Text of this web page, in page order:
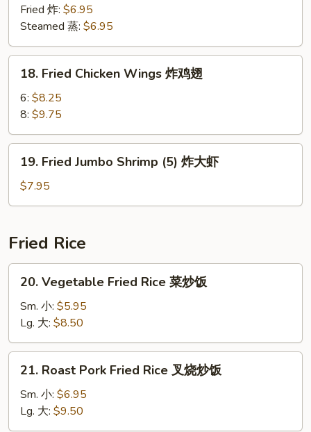
(8)
子
Fried 炸: $6.95
Steamed 蒸: $6.95
Fried
Chicken
Wings
炸
鸡
18. Fried Chicken Wings 炸鸡翅
6: $8.25
8: $9.75
Fried
Jumbo
Shrimp
炸
大
虾
19. Fried Jumbo Shrimp (5) 炸大虾
$7.95
Fried Rice
Vegetable
Fried
Rice
菜
炒
20. Vegetable Fried Rice 菜炒饭
Sm. 小: $5.95
Lg. 大: $8.50
Roast
Pork
Fried
Rice
21. Roast Pork Fried Rice 叉烧炒饭
Sm. 小: $6.95
Lg. 大: $9.50